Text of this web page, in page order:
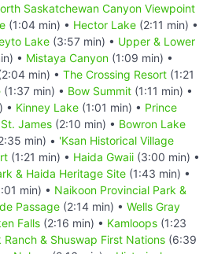
Saskatchewan Canyon Viewpoint
(1:04 min) • Hector Lake (2:11 min) •
Lake (3:57 min) • Upper & Lower
• Mistaya Canyon (1:09 min) •
min) • The Crossing Resort (1:21
(1:37 min) • Bow Summit (1:11 min) •
• Kinney Lake (1:01 min) • Prince
James (2:10 min) • Bowron Lake
min) • 'Ksan Historical Village
(1:21 min) • Haida Gwaii (3:00 min) •
& Haida Heritage Site (1:43 min) •
min) • Naikoon Provincial Park &
Passage (2:14 min) • Wells Gray
Falls (2:16 min) • Kamloops (1:23
Ranch & Shuswap First Nations (6:39